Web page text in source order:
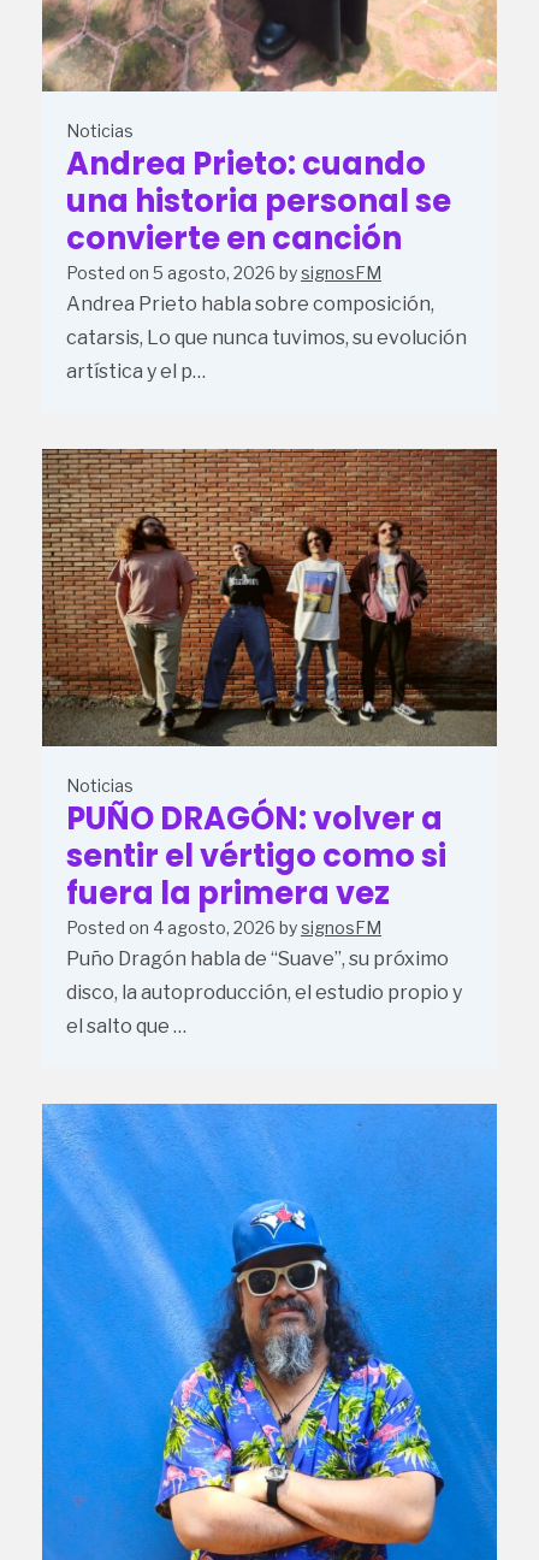
Noticias
Andrea Prieto: cuando
una historia personal se
convierte en canción
Posted on 5 agosto, 2026 bysignosFM
Andrea Prieto habla sobre composición,
catarsis, Lo que nunca tuvimos, su evolución
artística y el p…
Noticias
PUÑO DRAGÓN: volver a
sentir el vértigo como si
fuera la primera vez
Posted on 4 agosto, 2026 bysignosFM
Puño Dragón habla de “Suave”, su próximo
disco, la autoproducción, el estudio propio y
el salto que …